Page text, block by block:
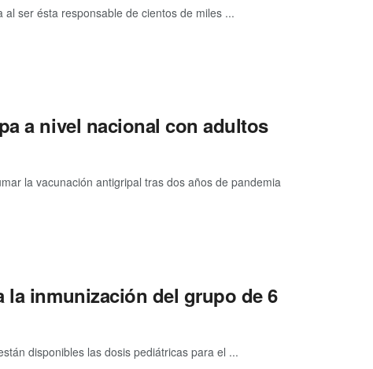
ser ésta responsable de cientos de miles ...
a nivel nacional con adultos
la vacunación antigripal tras dos años de pandemia
inmunización del grupo de 6
disponibles las dosis pediátricas para el ...